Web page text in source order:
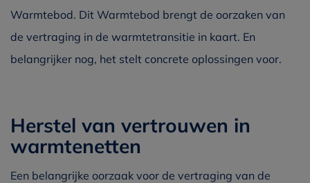
Warmtebod. Dit Warmtebod brengt de oorzaken van
de vertraging in de warmtetransitie in kaart. En
belangrijker nog, het stelt concrete oplossingen voor.
Herstel van vertrouwen in
warmtenetten
Een belangrijke oorzaak voor de vertraging van de